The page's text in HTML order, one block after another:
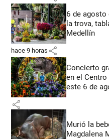
6 de agosto
la trova,
Medellín
hace 9 horas share
Concierto
en el
este 6 de
share
Murió la
Magdalena